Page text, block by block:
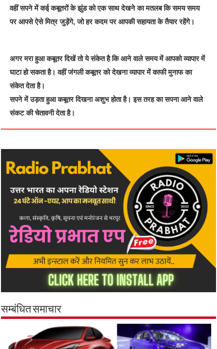
वहीं सपने में कई कबूतरों के झुंड को एक साथ देखने का मतलब कि समय समय
पर आपसे ऐसे मित्र जुड़ेंगे, जो हर कदम पर आपकी सहायता के तैयार रहेंगे।
अगर मरा हुआ कबूतर दिखें तो ये संकेत है कि आने वाले समय में आपको व्यापार में
घाटा हो सकता है। वहीं जंगली कबूतर को देखना व्यापार में काफी मुनाफ का
संकेत देता है।
सपने में उड़ता हुआ कबूतर दिखना अशुभ होता है। इस तरह का सपना आने वाले
संकट की चेतावनी देता है।
सम्बंधित समाचार